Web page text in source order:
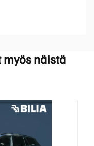
näistä